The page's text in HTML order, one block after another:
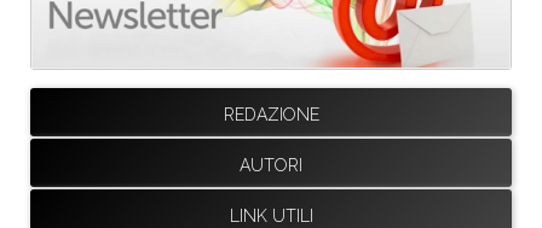
REDAZIONE
AUTORI
LINK UTILI